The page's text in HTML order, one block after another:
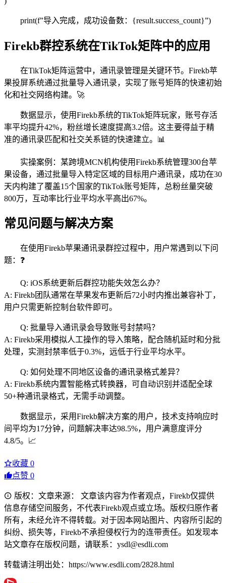
print(f”导入完成，成功设备数：{result.success_count}”)
Firekb群控系统在TikTok矩阵中的应用
在TikTok矩阵运营中，通讯录管理是关键环节。Firekb苹
果投屏系统通过批量导入通讯录，实现了账号矩阵的快速初始
化和社交网络构建。🚀
数据显示，使用Firekb系统的TikTok矩阵玩家，账号存活
率平均提升42%，粉丝增长速度提高3.2倍。这主要得益于精
准的通讯录匹配和社交关系链的快速建立。📊
实操案例：某跨境MCN机构使用Firekb系统管理300台苹
果设备，通过批量导入特定区域的目标用户通讯录，成功在30
天内构建了覆盖15个国家的TikTok账号矩阵，总粉丝量突破
800万，互动率比行业平均水平高出67%。
常见问题与解决方案
在使用Firekb苹果通讯录群控过程中，用户常遇到以下问
题：❓
Q: iOS系统更新后群控功能失效怎么办？
A: Firekb团队通常在苹果发布更新后72小时内推出兼容补丁，
用户只需更新控制台软件即可。
Q: 批量导入通讯录会导致账号封禁吗？
A: Firekb采用模拟人工操作的导入策略，配合随机延时和分批
处理，实测封禁率低于0.3%，远低于行业平均水平。
Q: 如何处理不同地区设备的通讯录格式差异？
A: Firekb系统内置智能格式转换器，可自动识别并适配全球
50+种通讯录格式，无需手动调整。
数据显示，采用Firekb解决方案的用户，技术支持响应时
间平均为17分钟，问题解决率达98.5%，用户满意度评分
4.8/5。📈
收藏 0
点赞 0
版权：文章来源： 文章该内容为作者观点，Firekb仅提供
信息存储空间服务，不代表Firekb观点或立场。版权归原作者
所有，未经允许不得转载。对于因本网站图片、内容所引起的
纠纷、损失等，Firekb不承担侵权行为的连带责任。如发现本
站文章存在版权问题，请联系：ysdl@esdli.com
转载请注明出处：https://www.esdli.com/2828.html